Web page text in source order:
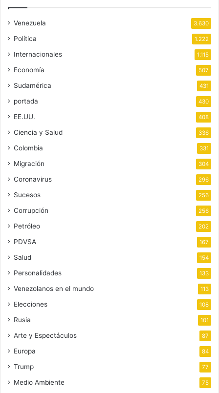
Venezuela 3.630
Política 1.222
Internacionales 1.115
Economía 507
Sudamérica 431
portada 430
EE.UU. 408
Ciencia y Salud 336
Colombia 331
Migración 304
Coronavirus 296
Sucesos 256
Corrupción 256
Petróleo 202
PDVSA 167
Salud 154
Personalidades 133
Venezolanos en el mundo 113
Elecciones 108
Rusia 101
Arte y Espectáculos 87
Europa 84
Trump 77
Medio Ambiente 75